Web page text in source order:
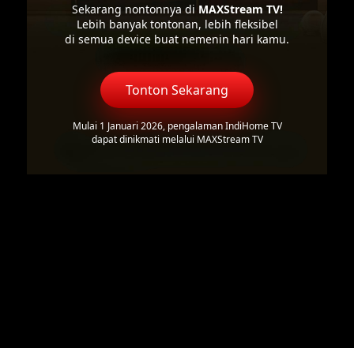
Sekarang nontonnya di MAXStream TV!
Lebih banyak tontonan, lebih fleksibel
di semua device buat nemenin hari kamu.
Tonton Sekarang
Mulai 1 Januari 2026, pengalaman IndiHome TV
dapat dinikmati melalui MAXStream TV